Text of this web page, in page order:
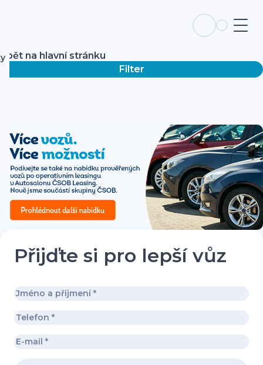
Zpět na hlavní stránku
Filter
Přijďte si pro lepší vůz